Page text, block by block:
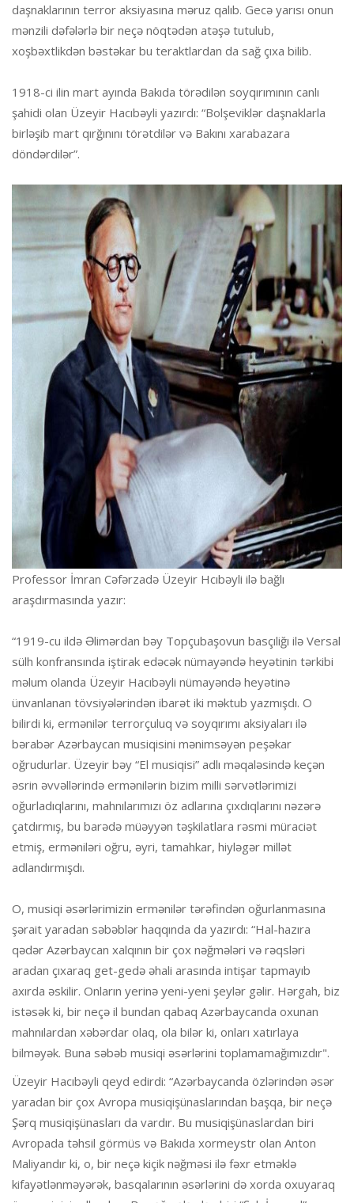
daşnaklarının terror aksiyasına məruz qalıb. Gecə yarısı onun
mənzili dəfələrlə bir neçə nöqtədən atəşə tutulub,
xoşbəxtlikdən bəstəkar bu teraktlardan da sağ çıxa bilib.
1918-ci ilin mart ayında Bakıda törədilən soyqırımının canlı
şahidi olan Üzeyir Hacıbəyli yazırdı: “Bolşeviklər daşnaklarla
birləşib mart qırğınını törətdilər və Bakını xarabazara
döndərdilər”.
Professor İmran Cəfərzadə Üzeyir Hcıbəyli ilə bağlı
araşdırmasında yazır:
“1919-cu ildə Əlimərdan bəy Topçubaşovun basçıliğı ilə Versal
sülh konfransında iştirak edəcək nümayəndə heyətinin tərkibi
məlum olanda Üzeyir Hacıbəyli nümayəndə heyətinə
ünvanlanan tövsiyələrindən ibarət iki məktub yazmışdı. O
bilirdi ki, ermənilər terrorçuluq və soyqırımı aksiyaları ilə
bərabər Azərbaycan musiqisini mənimsəyən peşəkar
oğrudurlar. Üzeyir bəy “El musiqisi” adlı məqaləsində keçən
əsrin əvvəllərində ermənilərin bizim milli sərvətlərimizi
oğurladıqlarını, mahnılarımızı öz adlarına çıxdıqlarını nəzərə
çatdırmış, bu barədə müəyyən təşkilatlara rəsmi müraciət
etmiş, erməniləri oğru, əyri, tamahkar, hiyləgər millət
adlandırmışdı.
O, musiqi əsərlərimizin ermənilər tərəfindən oğurlanmasına
şərait yaradan səbəblər haqqında da yazırdı: “Hal-hazıra
qədər Azərbaycan xalqının bir çox nəğmələri və rəqsləri
aradan çıxaraq get-gedə əhali arasında intişar tapmayıb
axırda əskilir. Onların yerinə yeni-yeni şeylər gəlir. Hərgah, biz
istəsək ki, bir neçə il bundan qabaq Azərbaycanda oxunan
mahnılardan xəbərdar olaq, ola bilər ki, onları xatırlaya
bilməyək. Buna səbəb musiqi əsərlərini toplamamağımızdır".
Üzeyir Hacıbəyli qeyd edirdi: “Azərbaycanda özlərindən əsər
yaradan bir çox Avropa musiqişünaslarından başqa, bir neçə
Şərq musiqişünasları da vardır. Bu musiqişünaslardan biri
Avropada təhsil görmüs və Bakıda xormeystr olan Anton
Maliyandır ki, o, bir neçə kiçik nəğməsi ilə fəxr etməklə
kifayətlənməyərək, basqalarının əsərlərini də xorda oxuyaraq